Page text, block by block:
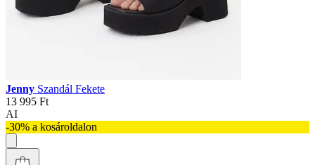
Jenny Szandál Fekete
13 995 Ft
AI
-30% a kosároldalon